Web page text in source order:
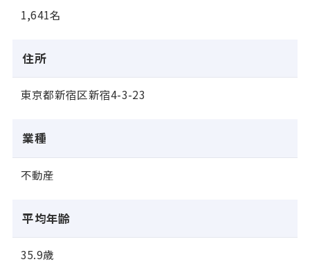
1,641名
住所
東京都新宿区新宿4-3-23
業種
不動産
平均年齢
35.9歳